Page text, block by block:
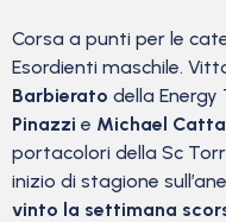
Corsa a punti per le
Esordienti maschile.
Barbierato della
Pinazzi e Michael
portacolori della Sc
inizio di stagione
vinto la settimana